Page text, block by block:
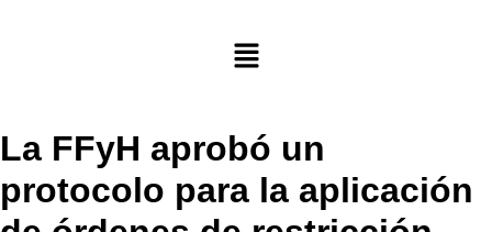
La FFyH aprobó un
protocolo para la aplicación